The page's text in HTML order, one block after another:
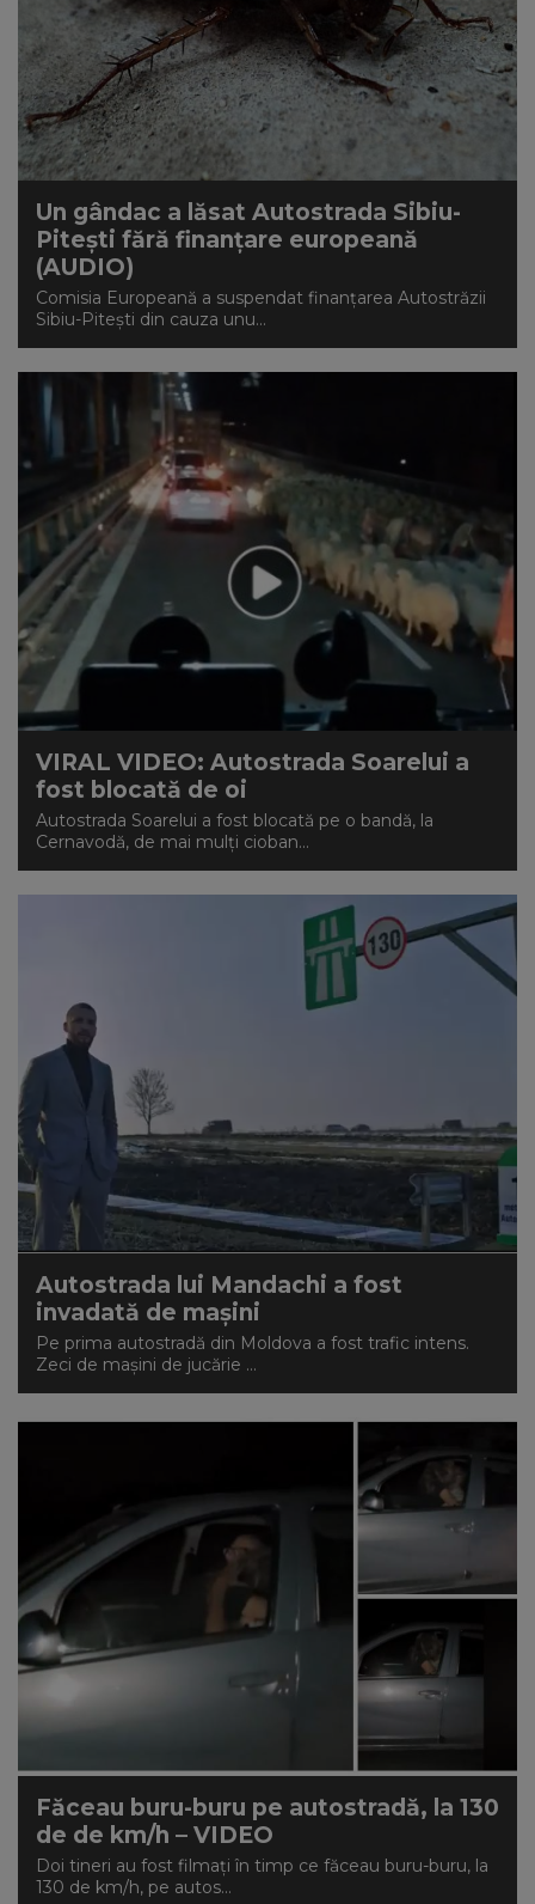
Un gândac a lăsat Autostrada Sibiu-
Piteşti fără finanţare europeană
(AUDIO)
Comisia Europeană a suspendat finanţarea Autostrăzii
Sibiu-Piteşti din cauza unu...
VIRAL VIDEO: Autostrada Soarelui a
fost blocată de oi
Autostrada Soarelui a fost blocată pe o bandă, la
Cernavodă, de mai mulți cioban...
Autostrada lui Mandachi a fost
invadată de mașini
Pe prima autostradă din Moldova a fost trafic intens.
Zeci de mașini de jucărie ...
Făceau buru-buru pe autostradă, la 130
de de km/h – VIDEO
Doi tineri au fost filmați în timp ce făceau buru-buru, la
130 de km/h, pe autos...